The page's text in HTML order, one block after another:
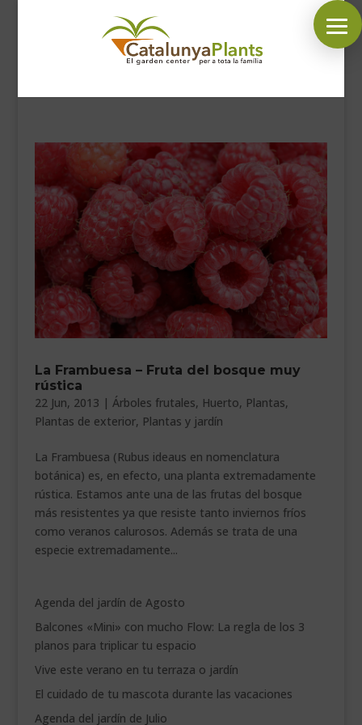
SÍGUENOS EN:
COMPLEMENTOS JARDÍN
MASCOTAS
DECORACIÓN
HORARIO GARDEN
CONTACTAR
___________________________
VEURE EN CATALÀ
La Frambuesa – Fruta del bosque muy
rústica
22 Jun, 2013 | Árboles frutales, Huerto, Plantas,
Plantas de exterior, Plantas y jardín
La Frambuesa (Rubus ideaus en nomenclatura
botánica) es, en efecto, una planta extremadamente
rústica. Estamos ante una de las frutas del bosque
más resistentes ya que resiste tanto inviernos fríos
como veranos calurosos. Además se trata de una
especie extremadamente...
Agenda del jardín de Agosto
Balcones «Mini» con mucho Flow: La regla de los 3
planos para triplicar tu espacio
Vive este verano en tu terraza o jardín
El cuidado de tu mascota durante las vacaciones
Agenda del jardín de Julio